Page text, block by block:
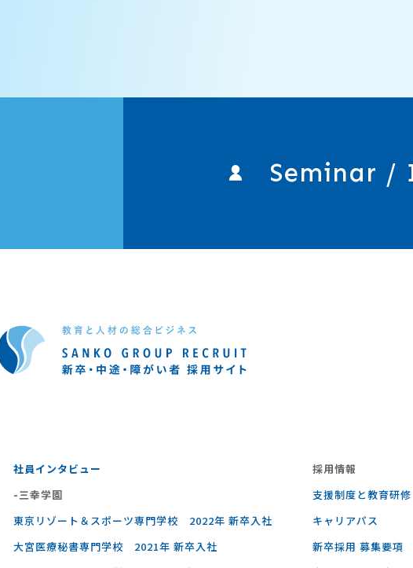
Seminar /
社員インタビュー
-三幸学園
東京リゾート＆スポーツ専門学校 2022年 新卒入社
大宮医療秘書専門学校 2021年 新卒入社
採⽤情報
支援制度と教育研修
キャリアパス
新卒採用 募集要項